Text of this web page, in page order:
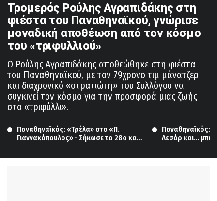
Τρομερός Ρούλης Αγραπιδάκης στη
φιέστα του Παναθηναϊκού, γνώρισε
μοναδική αποθέωση από τον κόσμο
του «τριφυλλιού»
Ο Ρούλης Αγραπιδάκης αποθεώθηκε στη φιέστα
του Παναθηναϊκού, με τον 79χρονο τιμ μάνατζερ
και διαχρονικό «στρατιώτη» του Συλλόγου να
συγκινεί τον κόσμο για την προσφορά μιας ζωής
στο «τριφύλλι».
Παναθηναϊκός: «Τρέλα» στο «Π.
Γιαννακόπουλος» - Σήκωσε το 28ο και
Παναθηναϊκός:
Λεσόρ και…